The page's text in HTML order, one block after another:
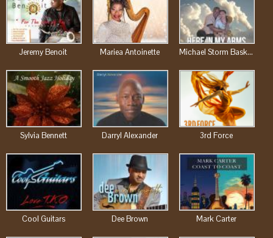
Jeremy Benoit Mariea Antoinette Michael Storm Baskins
Sylvia Bennett Darryl Alexander 3rd Force
Cool Guitars Dee Brown Mark Carter